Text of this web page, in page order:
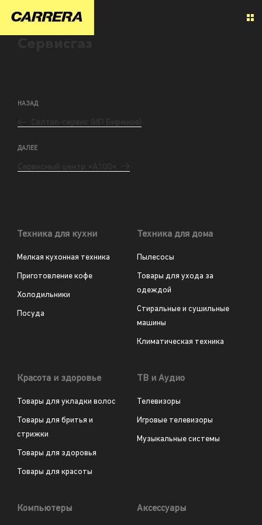
НАЗАД
ДАЛЕЕ
Техника для кухни
Мелкая кухонная техника
Приготовление кофе
Холодильники
Посуда
Техника для дома
Пылесосы
Товары для ухода за
одеждой
Стиральные и сушильные
машины
Климатическая техника
Красота и здоровье
Товары для укладки волос
Товары для бритья и
стрижки
Товары для здоровья
Товары для красоты
ТВ и Аудио
Телевизоры
Игровые телевизоры
Музыкальные системы
Компьютеры Аксессуары